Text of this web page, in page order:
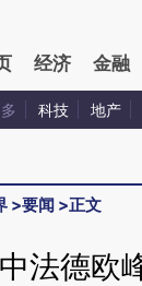
经济 金融
科技 地产
>要闻 >正文
法德欧